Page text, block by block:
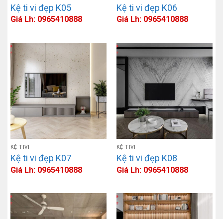
Kệ ti vi đẹp K05
Giá Lh: 0965410888
Kệ ti vi đẹp K06
Giá Lh: 0965410888
KỆ TIVI
Kệ ti vi đẹp K07
Giá Lh: 0965410888
KỆ TIVI
Kệ ti vi đẹp K08
Giá Lh: 0965410888